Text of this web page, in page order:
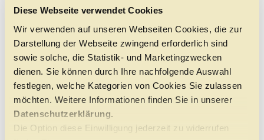
Diese Webseite verwendet Cookies
Wir verwenden auf unseren Webseiten Cookies, die zur
Darstellung der Webseite zwingend erforderlich sind
sowie solche, die Statistik- und Marketingzwecken
dienen. Sie können durch Ihre nachfolgende Auswahl
festlegen, welche Kategorien von Cookies Sie zulassen
möchten. Weitere Informationen finden Sie in unserer
Datenschutzerklärung.
Die Option diese Einwilligung jederzeit zu widerrufen